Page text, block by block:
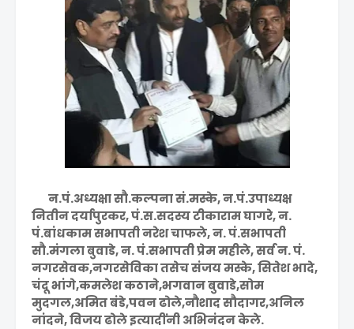
न.पं.अध्यक्षा सौ.कल्पना सं.मस्के, न.पं.उपाध्यक्ष
नितीन दर्यापुरकर, पं.स.सदस्य टीकाराम घागरे, न.
पं.बांधकाम सभापती नरेश चाफले, न. पं.सभापती
सौ.मंगला बुवाडे, न. पं.सभापती प्रेम महीले, सर्व न. पं.
नगरसेवक,नगरसेविका तसेच संजय मस्के, सितेश भादे,
चंदू भांगे,कमलेश कठाने,भगवान बुवाडे,सोम
मुदगल,अमित बंडे,पवन ढोले,नौशाद सौदागर,अनिल
नांदने, विजय ढोले इत्यादींनी अभिनंदन केले.